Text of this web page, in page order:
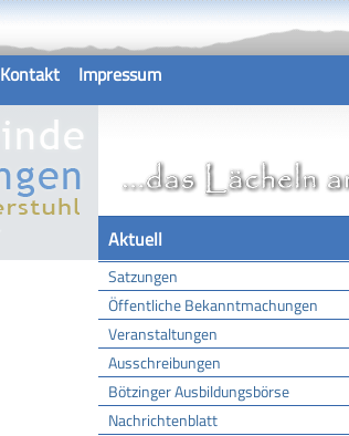
Kontakt Impressum
Aktuell
Satzungen
Öffentliche Bekanntmachungen
Veranstaltungen
Ausschreibungen
Bötzinger Ausbildungsbörse
Nachrichtenblatt